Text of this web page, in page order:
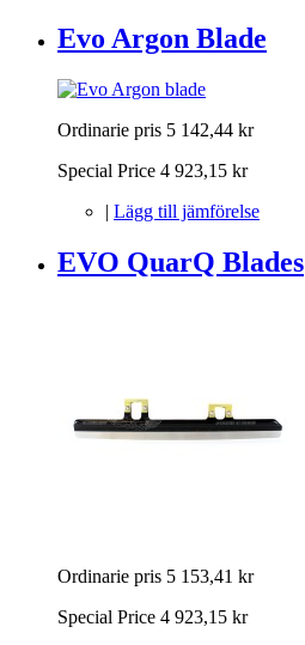
Evo Argon Blade
Ordinarie pris 5 142,44 kr
Special Price 4 923,15 kr
| Lägg till jämförelse
EVO QuarQ Blades
Ordinarie pris 5 153,41 kr
Special Price 4 923,15 kr